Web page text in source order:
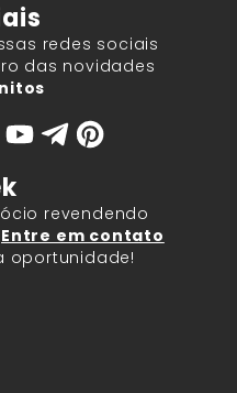
redes sociais
das novidades
revendendo
Entre em contato
oportunidade!